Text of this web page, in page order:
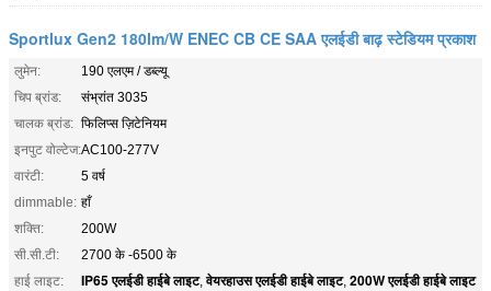
Sportlux Gen2 180lm/W ENEC CB CE SAA एलईडी बाढ़ स्टेडियम प्रकाश
लुमेन:
190 एलएम / डब्ल्यू
चिप ब्रांड:
संभ्रांत 3035
चालक ब्रांड: फिलिप्स ज़िटेनियम
इनपुट वोल्टेज:AC100-277V
वारंटी:
5 वर्ष
dimmable: हाँ
शक्ति:
200W
सी.सी.टी:
2700 के -6500 के
हाई लाइट:
IP65 एलईडी हाईबे लाइट,वेयरहाउस एलईडी हाईबे लाइट, 200W एलईडी हाईबे लाइट